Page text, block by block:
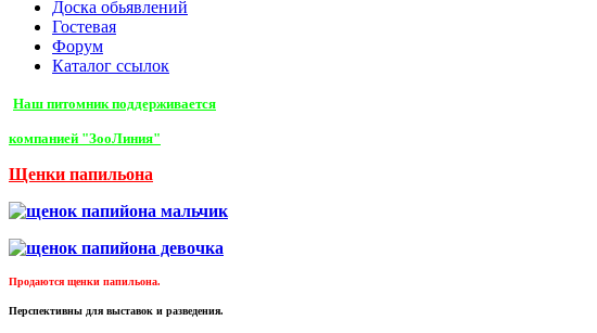
Доска обьявлений
Гостевая
Форум
Каталог ссылок
Наш питомник поддерживается
компанией "ЗооЛиния"
Щенки папильона
Продаются щенки папильона.
Перспективны для выставок и разведения.